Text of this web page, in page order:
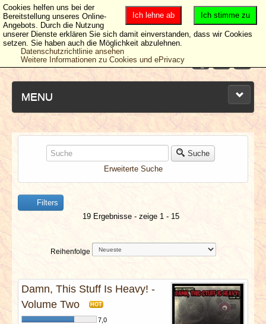
MENU
NEUESTE ARTIKEL
NEWS & DATES
BERICHTE
VERLOSUNGEN
SPECIALS
Suche
Erweiterte Suche
Filters
19 Ergebnisse - zeige 1 - 15
Reihenfolge
Damn, This Stuff Is Heavy! -
Volume Two
HOT
7,0
Ich stimme zu
Ich lehne ab
Cookies helfen uns bei der
Bereitstellung unseres Online-
Angebots. Durch die Nutzung
unserer Dienste erklären Sie sich damit einverstanden, dass wir Cookies
setzen. Sie haben auch die Möglichkeit abzulehnen.
Datenschutzrichtlinie ansehen
Weitere Informationen zu Cookies und ePrivacy